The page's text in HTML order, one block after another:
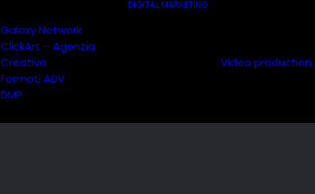
Galaxy Network
ClickArt – Agenzia
Creativa
Formati ADV
DMP
DIGITAL MARKETING
Video production